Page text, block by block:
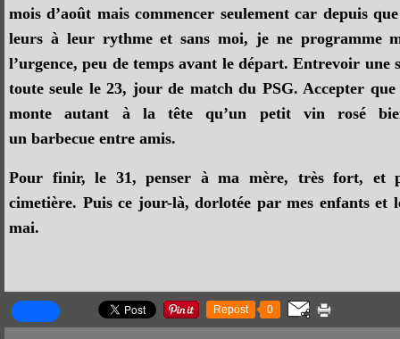
mois d’août mais commencer seulement car depuis
leurs à leur rythme et sans moi, je ne programme
l’urgence, peu de temps avant le départ. Entrevoir une
toute seule le 23, jour de match du PSG. Accepter
monte autant à la tête qu’un petit vin rosé
un barbecue entre amis.
Pour finir, le 31, penser à ma mère, très fort, et
cimetière. Puis ce jour-là, dorlotée par mes enfants
mai.
Repost 0